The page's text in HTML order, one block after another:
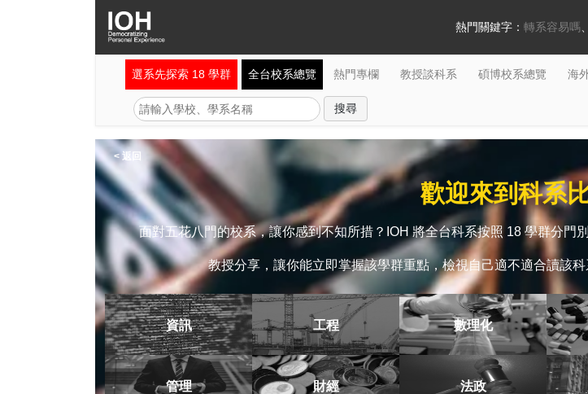
熱門關鍵字： 轉系容易嗎
選系先探索 18 學群 全台校系總覽 熱門專欄 教授談科系 碩博校系總覽 海
< 返回
歡迎來到科系
面對五花八門的校系，讓你感到不知所措？IOH 將全台科系按照 18 學群分門
教授分享，讓你能立即掌握該學群重點，檢視自己適不適合讀該
資訊 工程 數理化
管理 財經 法政